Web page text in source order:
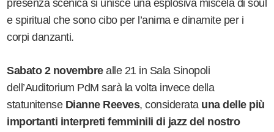
presenza scenica si unisce una esplosiva miscela di soul
e spiritual che sono cibo per l ’anima e dinamite per i
corpi danzanti.
Sabato 2 novembrealle 21 in Sala Sinopoli
dell ’Auditorium PdM sarà la volta invece della
statunitense Dianne Reeves, considerata una delle più
importanti interpreti femminili di jazz del nostro